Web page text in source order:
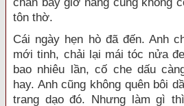
tôn thờ.
Cái ngày hẹn hò đã đến. Anh
mới tinh, chải lại mái tóc nửa
bao nhiêu lần, cố che dấu
hay. Anh cũng không quên bôi
trang dạo đó. Nhưng làm gì